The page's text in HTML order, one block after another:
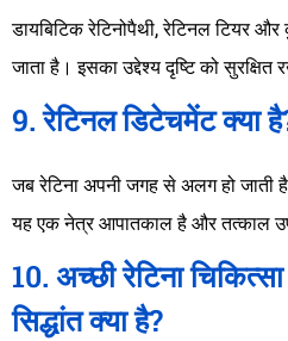
डायबिटिक रेटिनोपैथी, रेटिनल टियर
जाता है। इसका उद्देश्य दृष्टि को सुरक्षित
9. रेटिनल डिटेचमेंट क्या
जब रेटिना अपनी जगह से अलग हो जाती
यह एक नेत्र आपातकाल है और तत्काल
10. अच्छी रेटिना
सिद्धांत क्या है?